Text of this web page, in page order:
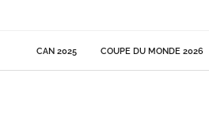
CAN 2025 COUPE DU MONDE 2026